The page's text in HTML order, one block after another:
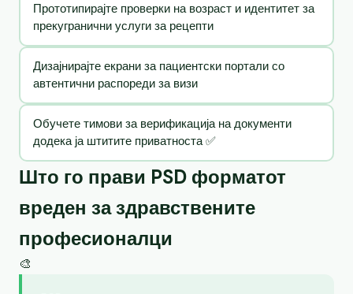
Прототипирајте проверки на возраст и идентитет за
прекугранични услуги за рецепти
Дизајнирајте екрани за пациентски портали со
автентични распореди за визи
Обучете тимови за верификација на документи
додека ја штитите приватноста ✅
Што го прави PSD форматот
вреден за здравствените
професионалци
🎨